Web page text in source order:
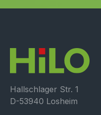
Hallschlager Str. 1
D-53940 Losheim